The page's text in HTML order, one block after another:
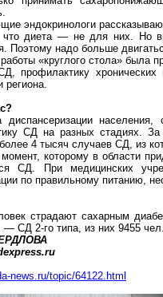
эндокринологи
что диета — не для них. Но
Поэтому надо больше
«круглого стола» была
профилактику хронических
региона.
диспансеризации
СД на разных стадиях.
4 тысяч случаев СД, из
которому в области
СД. При медицинских
по правильному питанию,
страдают сахарным
— СД 2-го типа, из них 9455
news.ru/topic/64122.html